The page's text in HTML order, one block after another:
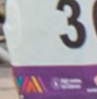
MARATHON DU GABON